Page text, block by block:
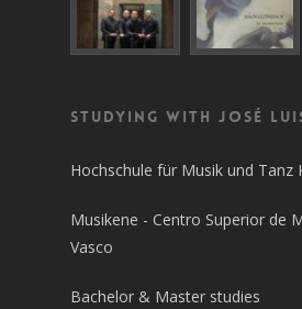
Studying with José
Hochschule für Musik und Tanz
Musikene - Centro Superior de
Vasco
Bachelor & Master studies